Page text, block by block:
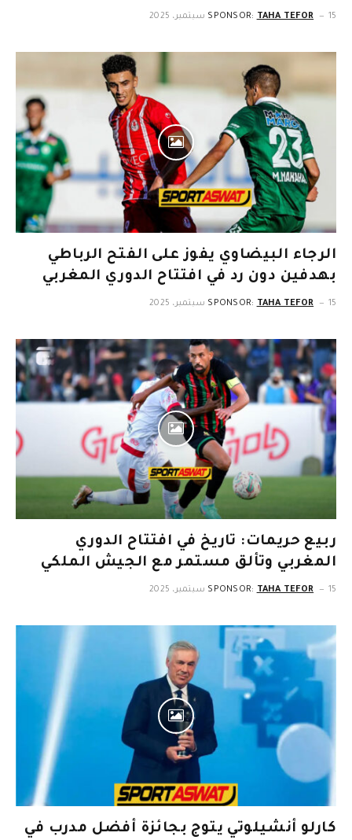
SPONSOR: TAHA TEFOR 15 سبتمبر، 2025
الرجاء البيضاوي يفوز على الفتح الرباطي
بهدفين دون رد في افتتاح الدوري المغربي
SPONSOR: TAHA TEFOR 15 سبتمبر، 2025
ربيع حريمات: تاريخ في افتتاح الدوري
المغربي وتألق مستمر مع الجيش الملكي
SPONSOR: TAHA TEFOR 15 سبتمبر، 2025
كارلو أنشيلوتي يتوج بجائزة أفضل مدرب في